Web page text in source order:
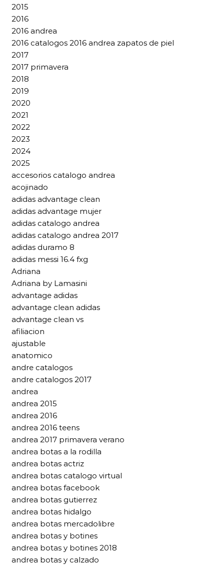
2015
2016
2016 andrea
2016 catalogos 2016 andrea zapatos de piel
2017
2017 primavera
2018
2019
2020
2021
2022
2023
2024
2025
accesorios catalogo andrea
acojinado
adidas advantage clean
adidas advantage mujer
adidas catalogo andrea
adidas catalogo andrea 2017
adidas duramo 8
adidas messi 16.4 fxg
Adriana
Adriana by Lamasini
advantage adidas
advantage clean adidas
advantage clean vs
afiliacion
ajustable
anatomico
andre catalogos
andre catalogos 2017
andrea
andrea 2015
andrea 2016
andrea 2016 teens
andrea 2017 primavera verano
andrea botas a la rodilla
andrea botas actriz
andrea botas catalogo virtual
andrea botas facebook
andrea botas gutierrez
andrea botas hidalgo
andrea botas mercadolibre
andrea botas y botines
andrea botas y botines 2018
andrea botas y calzado